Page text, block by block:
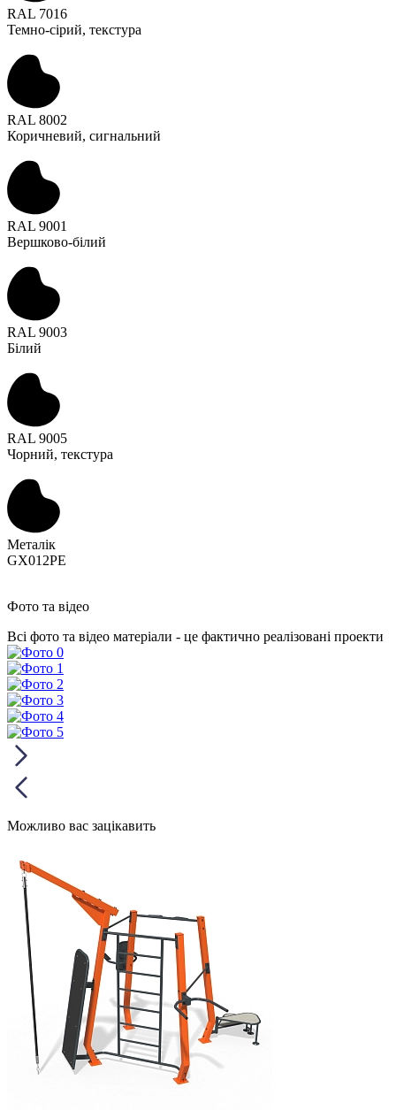
RAL 7016
Темно-сірий, текстура
RAL 8002
Коричневий, сигнальний
RAL 9001
Вершково-білий
RAL 9003
Білий
RAL 9005
Чорний, текстура
Металік
GX012PE
Фото та відео
Всі фото та відео матеріали - це фактично реалізовані проекти
Можливо вас зацікавить